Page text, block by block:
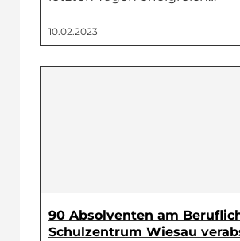
10.02.2023
90 Absolventen am
Schulzentrum Wiesau